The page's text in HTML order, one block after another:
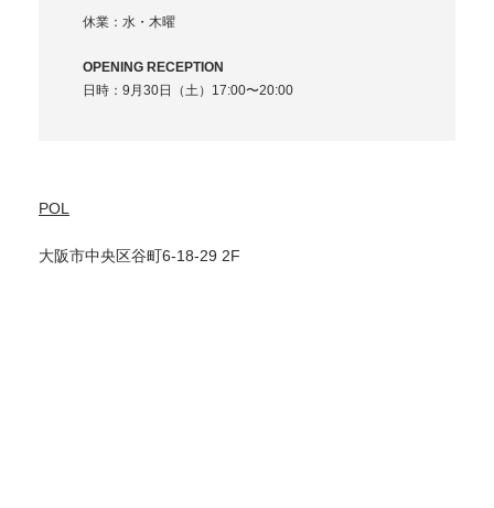
休業：水・木曜
OPENING RECEPTION
日時：9月30日（土）17:00〜20:00
POL
大阪市中央区谷町6-18-29 2F